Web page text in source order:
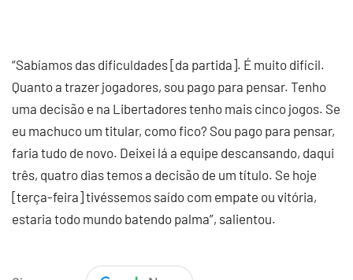
“Sabíamos das dificuldades [da partida]. É muito difícil.
Quanto a trazer jogadores, sou pago para pensar. Tenho
uma decisão e na Libertadores tenho mais cinco jogos. Se
eu machuco um titular, como fico? Sou pago para pensar,
faria tudo de novo. Deixei lá a equipe descansando, daqui
três, quatro dias temos a decisão de um título. Se hoje
[terça-feira] tivéssemos saído com empate ou vitória,
estaria todo mundo batendo palma”, salientou.